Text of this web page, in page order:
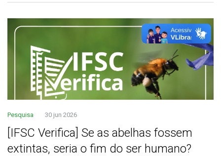
Pesquisa 30 jun 2026
[IFSC Verifica] Se as abelhas fossem
extintas, seria o fim do ser humano?